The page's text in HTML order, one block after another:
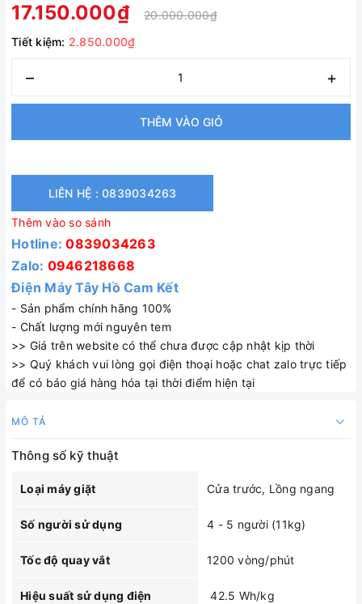
17.150.000₫
20.000.000₫
Tiết kiệm: 2.850.000₫
– +
THÊM VÀO GIỎ
LIÊN HỆ : 0839034263
Thêm vào so sánh
Hotline:0839034263
Zalo: 0946218668
Điện Máy Tây Hồ Cam Kết
- Sản phẩm chính hãng 100%
- Chất lượng mới nguyên tem
>> Giá trên website có thể chưa được cập nhật kịp thời
>> Quý khách vui lòng gọi điện thoại hoặc chat zalo trực tiếp
để có báo giá hàng hóa tại thời điểm hiện tại
MÔ TẢ
Thông số kỹ thuật
Loại máy giặt Cửa trước, Lồng ngang
Số người sử dụng 4 - 5 người (11kg)
Tốc độ quay vắt 1200 vòng/phút
Hiệu suất sử dụng điện 42.5 Wh/kg